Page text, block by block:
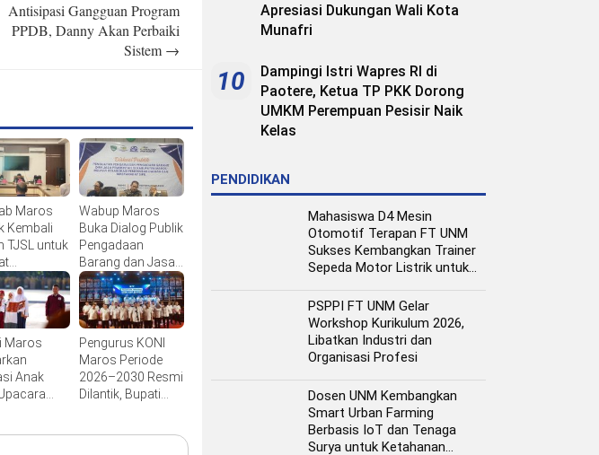
Antisipasi Gangguan Program
PPDB, Danny Akan Perbaiki
Sistem →
Maros
Kembali
TJSL untuk
CSR
Wabup Maros
Buka Dialog Publik
Pengadaan
Barang dan Jasa,
Perkuat Tata
Kelola yang
Transparan dan
Akuntabel
Maros
Anak
Pengurus KONI
Maros Periode
2026–2030 Resmi
Dilantik, Bupati
Apresiasi Dukungan Wali Kota
Munafri
10
Dampingi Istri Wapres RI di
Paotere, Ketua TP PKK Dorong
UMKM Perempuan Pesisir Naik
Kelas
PENDIDIKAN
Mahasiswa D4 Mesin
Otomotif Terapan FT UNM
Sukses Kembangkan Trainer
Sepeda Motor Listrik untuk
PSPPI FT UNM Gelar
Workshop Kurikulum 2026,
Libatkan Industri dan
Organisasi Profesi
Dosen UNM Kembangkan
Smart Urban Farming
Berbasis IoT dan Tenaga
Surya untuk Ketahanan